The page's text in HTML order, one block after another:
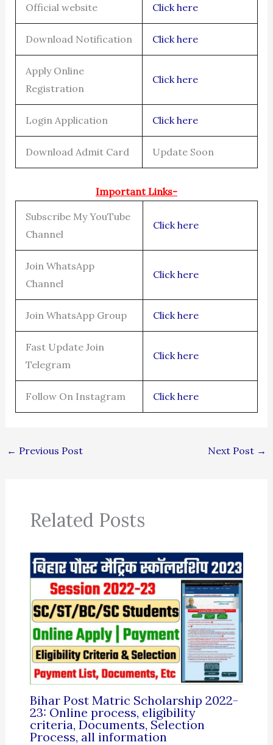
Official website Click here
Download Notification Click here
Apply Online
Registration
Click here
Login Application Click here
Download Admit Card Update Soon
Important Links-
Subscribe My YouTube
Channel
Click here
Join WhatsApp
Channel
Click here
Join WhatsApp Group Click here
Fast Update Join
Telegram
Click here
Follow On Instagram Click here
← Previous Post Next Post →
Related Posts
Bihar Post Matric Scholarship 2022-
23: Online process, eligibility
criteria, Documents, Selection
Process, all information